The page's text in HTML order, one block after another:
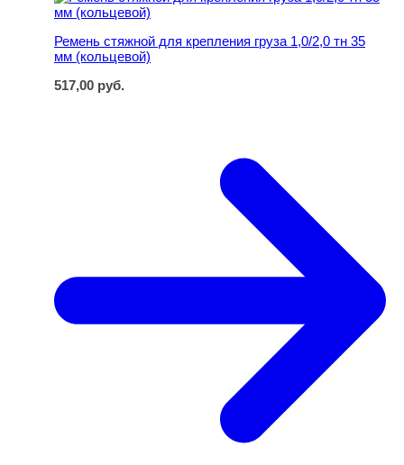
Ремень стяжной для крепления груза 1,0/2,0 тн 35
мм (кольцевой)
517,00 руб.